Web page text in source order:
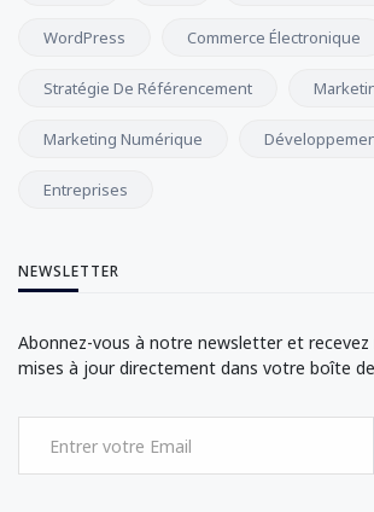
WordPress Commerce Électronique
Stratégie De Référencement
Marketing Numérique
Entreprises
NEWSLETTER
Abonnez-vous à notre newsletter et recevez
mises à jour directement dans votre boîte